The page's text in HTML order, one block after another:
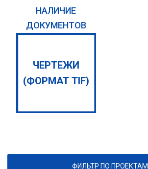
НАЛИЧИЕ
ДОКУМЕНТОВ
ЧЕРТЕЖИ
(ФОРМАТ TIF)
ФИЛЬТР ПО ПРОЕКТАМ